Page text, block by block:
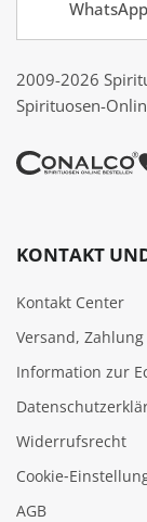
2009-2026
Spirituosen-
KONTAKT
Kontakt Center
Versand,
Information zur
Widerrufsrecht
AGB